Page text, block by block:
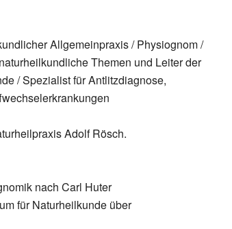
Allgemeinpraxis / Physiognom /
Themen und Leiter der
/ Spezialist für Antlitzdiagnose,
Adolf Rösch.
nach Carl Huter
für Naturheilkunde über